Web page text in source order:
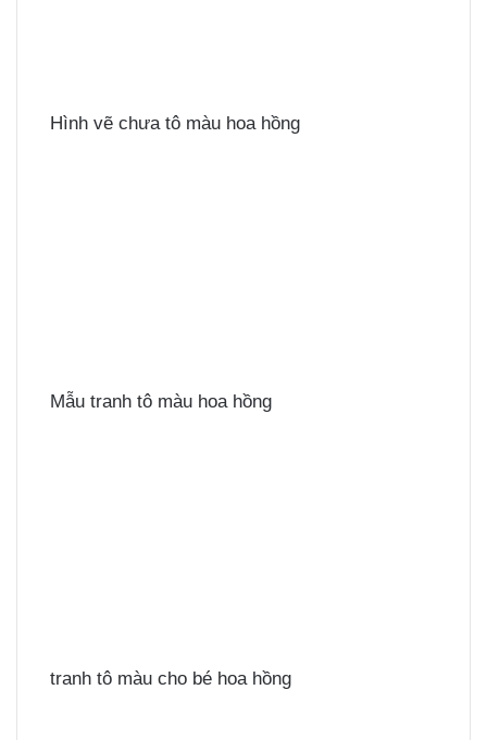
Hình vẽ chưa tô màu hoa hồng
Mẫu tranh tô màu hoa hồng
tranh tô màu cho bé hoa hồng